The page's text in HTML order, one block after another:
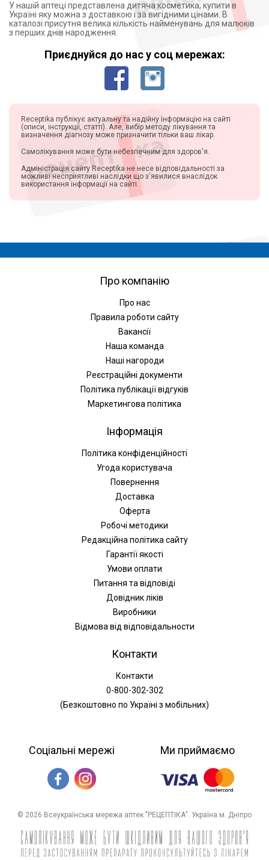
У нашій аптеці представлена дитяча косметика, купити в
Україні яку можна з доставкою і за вигідними цінами. В
каталозі присутня велика кількість найменувань для малюків
з перших днів народження.
Приєднуйся до нас у соц мережах:
Receptika публікує актуальну та надійну інформацію на сайті
(описи, інструкції, статті). Але, вибір методу лікування та
визначення діагнозу може призначити тільки ваш лікар.
Самолікування може бути небезпечним для здоров'я.
Адміністрація сайту Receptika не несе відповідальності за
можливі несприятливі наслідки що з'явилися внаслідок
використання інформації на сайті.
Про компанію
Про нас
Правила роботи сайту
Вакансії
Наша команда
Наші нагороди
Реєстраційні документи
Політика публікації відгуків
Маркетингова політика
Інформація
Політика конфіденційності
Угода користувача
Повернення
Доставка
Оферта
Робочі методики
Редакційна політика сайту
Гарантії якості
Умови оплати
Питання та відповіді
Довідник ліків
Виробники
Відмова від відповідальности
Контакти
Контакти
0-800-302-302
(Безкоштовно по Україні з мобільних)
Соціальні мережі Ми приймаємо
© 2026 Всеукраїнська мережа аптек "РЕЦЕПТІКА". Україна м. Дніпро